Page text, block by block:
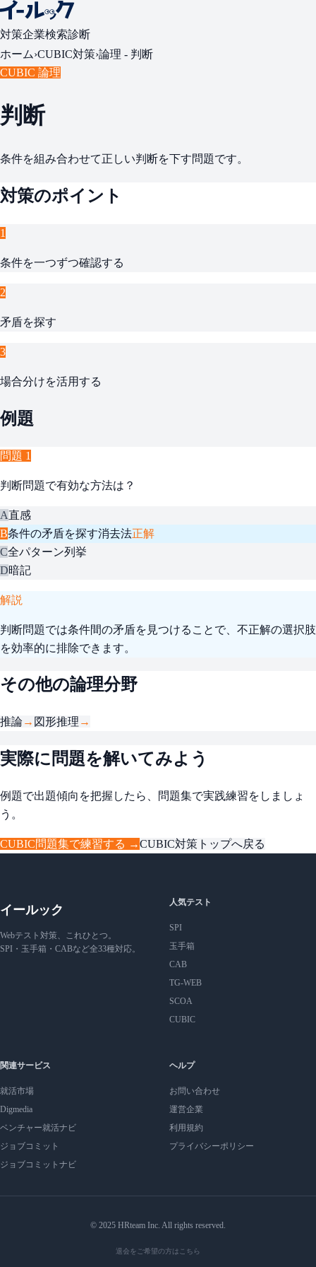
対策企業検索診断
ホーム›CUBIC対策›論理 - 判断
CUBIC 論理
判断
条件を組み合わせて正しい判断を下す問題です。
対策のポイント
1
条件を一つずつ確認する
2
矛盾を探す
3
場合分けを活用する
例題
問題 1
判断問題で有効な方法は？
A直感
B条件の矛盾を探す消去法正解
C全パターン列挙
D暗記
解説
判断問題では条件間の矛盾を見つけることで、不正解の選択肢
を効率的に排除できます。
その他の論理分野
推論→ 図形推理 →
実際に問題を解いてみよう
例題で出題傾向を把握したら、問題集で実践練習をしましょ
う。
CUBIC問題集で練習する →CUBIC対策トップへ戻る
イールック
Webテスト対策、これひとつ。
SPI・玉手箱・CABなど全33種対応。
人気テスト
SPI
玉手箱
CAB
TG-WEB
SCOA
CUBIC
関連サービス
就活市場
Digmedia
ベンチャー就活ナビ
ジョブコミット
ジョブコミットナビ
ヘルプ
お問い合わせ
運営企業
利用規約
プライバシーポリシー
© 2025 HRteam Inc. All rights reserved.
退会をご希望の方はこちら